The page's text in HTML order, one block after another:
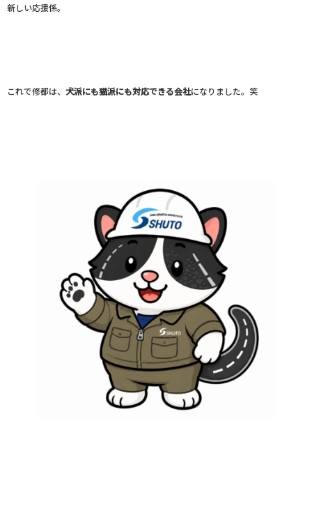
新しい応援係。
これで修都は、 犬派にも猫派にも対応できる会社になりました。笑